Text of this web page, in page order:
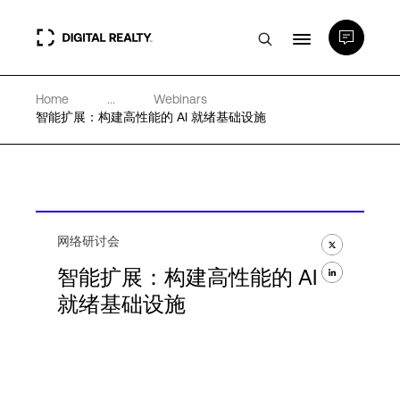
数据中心
专业知识和资源
Home ...
Webinars
智能扩展：构建高性能的 AI 就绪基础设施
网络研讨会
智能扩展：构建高性能的 AI
就绪基础设施